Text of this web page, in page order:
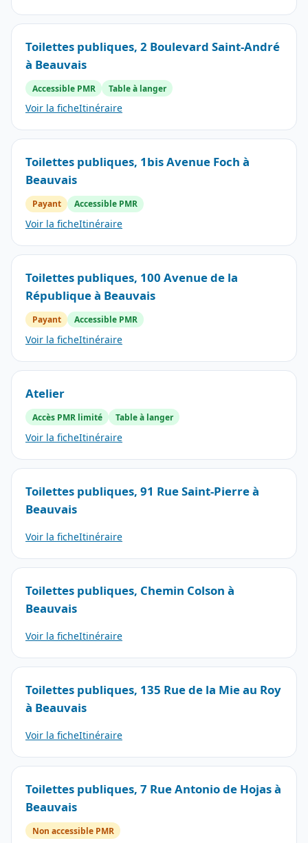
Toilettes publiques, 2 Boulevard Saint-André
à Beauvais
Accessible PMR Table à langer
Voir la ficheItinéraire
Toilettes publiques, 1bis Avenue Foch à
Beauvais
Payant Accessible PMR
Voir la ficheItinéraire
Toilettes publiques, 100 Avenue de la
République à Beauvais
Payant Accessible PMR
Voir la ficheItinéraire
Atelier
Accès PMR limité Table à langer
Voir la ficheItinéraire
Toilettes publiques, 91 Rue Saint-Pierre à
Beauvais
Voir la ficheItinéraire
Toilettes publiques, Chemin Colson à
Beauvais
Voir la ficheItinéraire
Toilettes publiques, 135 Rue de la Mie au Roy
à Beauvais
Voir la ficheItinéraire
Toilettes publiques, 7 Rue Antonio de Hojas à
Beauvais
Non accessible PMR